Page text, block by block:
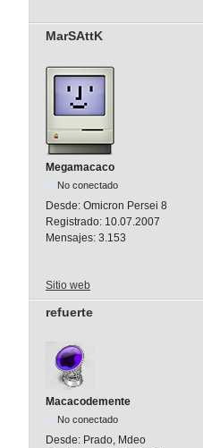
MarSAttK
Megamacaco
No conectado
Desde: Omicron Persei 8
Registrado: 10.07.2007
Mensajes: 3.153
Sitio web
refuerte
Macacodemente
No conectado
Desde: Prado, Mdeo